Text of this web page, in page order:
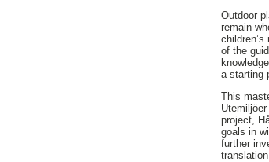
Outdoor
remain
of the
a starting
This
project,
goals in
further